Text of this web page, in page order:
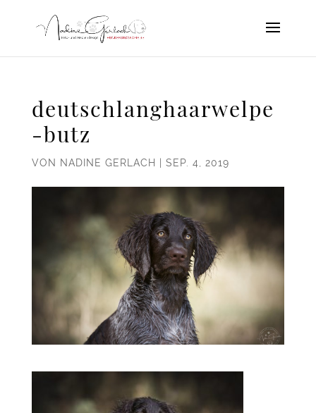
deutschlanghaarwelpe
-butz
VON NADINE GERLACH SEP. 4, 2019